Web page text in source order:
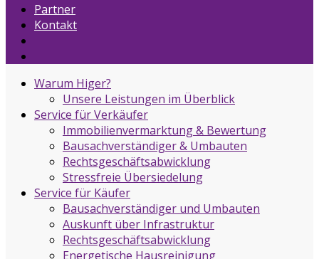
Partner
Kontakt
Warum Higer?
Unsere Leistungen im Überblick
Service für Verkäufer
Immobilienvermarktung & Bewertung
Bausachverständiger & Umbauten
Rechtsgeschäftsabwicklung
Stressfreie Übersiedelung
Service für Käufer
Bausachverständiger und Umbauten
Auskunft über Infrastruktur
Rechtsgeschäftsabwicklung
Energetische Hausreinigung